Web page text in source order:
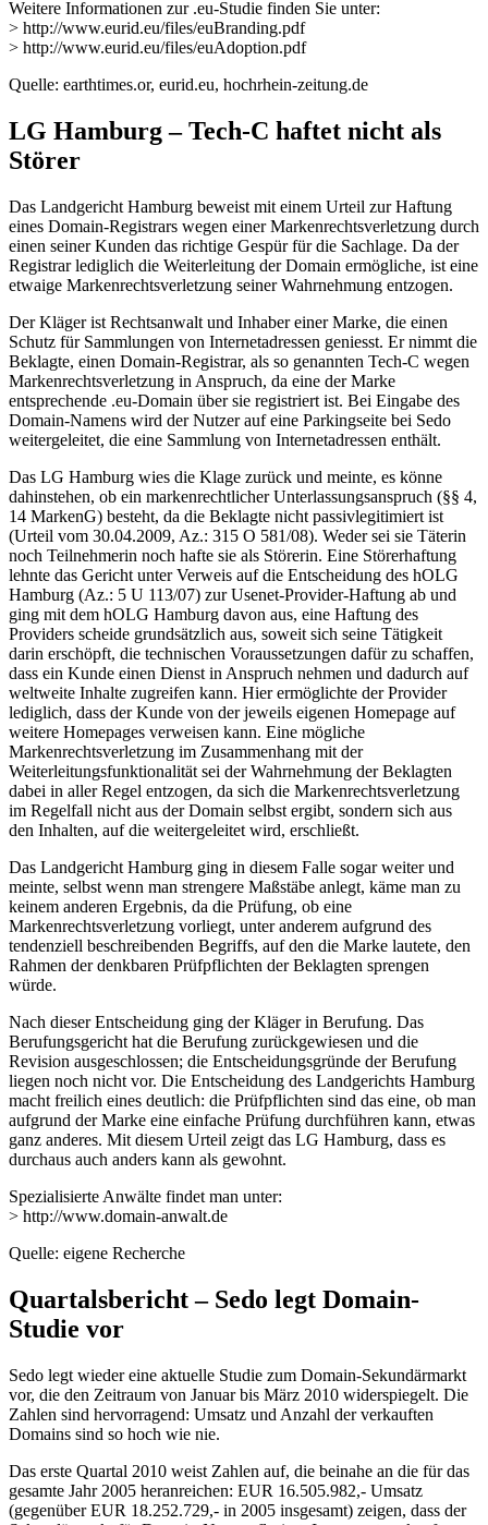
Weitere Informationen zur .eu-Studie finden Sie unter:
> http://www.eurid.eu/files/euBranding.pdf
> http://www.eurid.eu/files/euAdoption.pdf
Quelle: earthtimes.or, eurid.eu, hochrhein-zeitung.de
LG Hamburg – Tech-C haftet nicht als
Störer
Das Landgericht Hamburg beweist mit einem Urteil zur Haftung
eines Domain-Registrars wegen einer Markenrechtsverletzung durch
einen seiner Kunden das richtige Gespür für die Sachlage. Da der
Registrar lediglich die Weiterleitung der Domain ermögliche, ist eine
etwaige Markenrechtsverletzung seiner Wahrnehmung entzogen.
Der Kläger ist Rechtsanwalt und Inhaber einer Marke, die einen
Schutz für Sammlungen von Internetadressen geniesst. Er nimmt die
Beklagte, einen Domain-Registrar, als so genannten Tech-C wegen
Markenrechtsverletzung in Anspruch, da eine der Marke
entsprechende .eu-Domain über sie registriert ist. Bei Eingabe des
Domain-Namens wird der Nutzer auf eine Parkingseite bei Sedo
weitergeleitet, die eine Sammlung von Internetadressen enthält.
Das LG Hamburg wies die Klage zurück und meinte, es könne
dahinstehen, ob ein markenrechtlicher Unterlassungsanspruch (§§ 4,
14 MarkenG) besteht, da die Beklagte nicht passivlegitimiert ist
(Urteil vom 30.04.2009, Az.: 315 O 581/08). Weder sei sie Täterin
noch Teilnehmerin noch hafte sie als Störerin. Eine Störerhaftung
lehnte das Gericht unter Verweis auf die Entscheidung des hOLG
Hamburg (Az.: 5 U 113/07) zur Usenet-Provider-Haftung ab und
ging mit dem hOLG Hamburg davon aus, eine Haftung des
Providers scheide grundsätzlich aus, soweit sich seine Tätigkeit
darin erschöpft, die technischen Voraussetzungen dafür zu schaffen,
dass ein Kunde einen Dienst in Anspruch nehmen und dadurch auf
weltweite Inhalte zugreifen kann. Hier ermöglichte der Provider
lediglich, dass der Kunde von der jeweils eigenen Homepage auf
weitere Homepages verweisen kann. Eine mögliche
Markenrechtsverletzung im Zusammenhang mit der
Weiterleitungsfunktionalität sei der Wahrnehmung der Beklagten
dabei in aller Regel entzogen, da sich die Markenrechtsverletzung
im Regelfall nicht aus der Domain selbst ergibt, sondern sich aus
den Inhalten, auf die weitergeleitet wird, erschließt.
Das Landgericht Hamburg ging in diesem Falle sogar weiter und
meinte, selbst wenn man strengere Maßstäbe anlegt, käme man zu
keinem anderen Ergebnis, da die Prüfung, ob eine
Markenrechtsverletzung vorliegt, unter anderem aufgrund des
tendenziell beschreibenden Begriffs, auf den die Marke lautete, den
Rahmen der denkbaren Prüfpflichten der Beklagten sprengen
würde.
Nach dieser Entscheidung ging der Kläger in Berufung. Das
Berufungsgericht hat die Berufung zurückgewiesen und die
Revision ausgeschlossen; die Entscheidungsgründe der Berufung
liegen noch nicht vor. Die Entscheidung des Landgerichts Hamburg
macht freilich eines deutlich: die Prüfpflichten sind das eine, ob man
aufgrund der Marke eine einfache Prüfung durchführen kann, etwas
ganz anderes. Mit diesem Urteil zeigt das LG Hamburg, dass es
durchaus auch anders kann als gewohnt.
Spezialisierte Anwälte findet man unter:
> http://www.domain-anwalt.de
Quelle: eigene Recherche
Quartalsbericht – Sedo legt Domain-
Studie vor
Sedo legt wieder eine aktuelle Studie zum Domain-Sekundärmarkt
vor, die den Zeitraum von Januar bis März 2010 widerspiegelt. Die
Zahlen sind hervorragend: Umsatz und Anzahl der verkauften
Domains sind so hoch wie nie.
Das erste Quartal 2010 weist Zahlen auf, die beinahe an die für das
gesamte Jahr 2005 heranreichen: EUR 16.505.982,- Umsatz
(gegenüber EUR 18.252.729,- in 2005 insgesamt) zeigen, dass der